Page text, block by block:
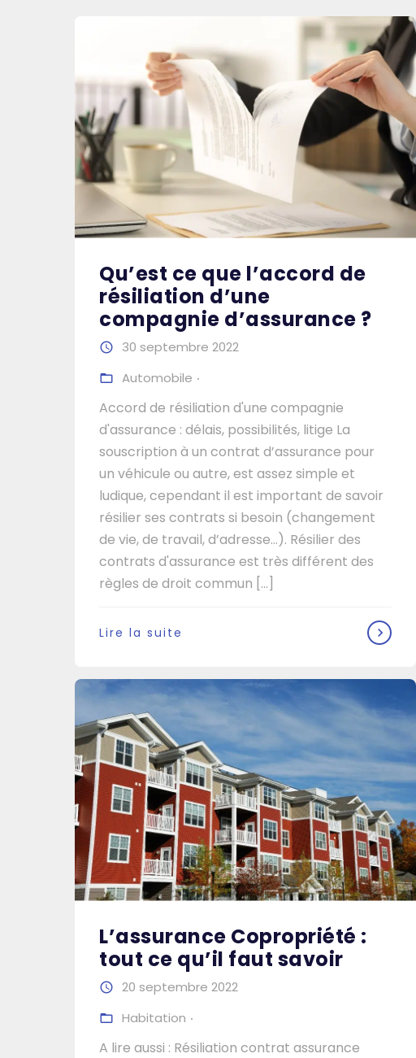
Qu’est ce que l’accord de
résiliation d’une
compagnie d’assurance ?
30 septembre 2022
Automobile
Accord de résiliation d'une compagnie
d'assurance : délais, possibilités, litige La
souscription à un contrat d’assurance pour
un véhicule ou autre, est assez simple et
ludique, cependant il est important de savoir
résilier ses contrats si besoin (changement
de vie, de travail, d’adresse…). Résilier des
contrats d'assurance est très différent des
règles de droit commun [...]
Lire la suite
L’assurance Copropriété :
tout ce qu’il faut savoir
20 septembre 2022
Habitation
A lire aussi : Résiliation contrat assurance